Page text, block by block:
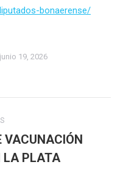
bonaerense/
junio 19, 2026
VACUNACIÓN
LA PLATA